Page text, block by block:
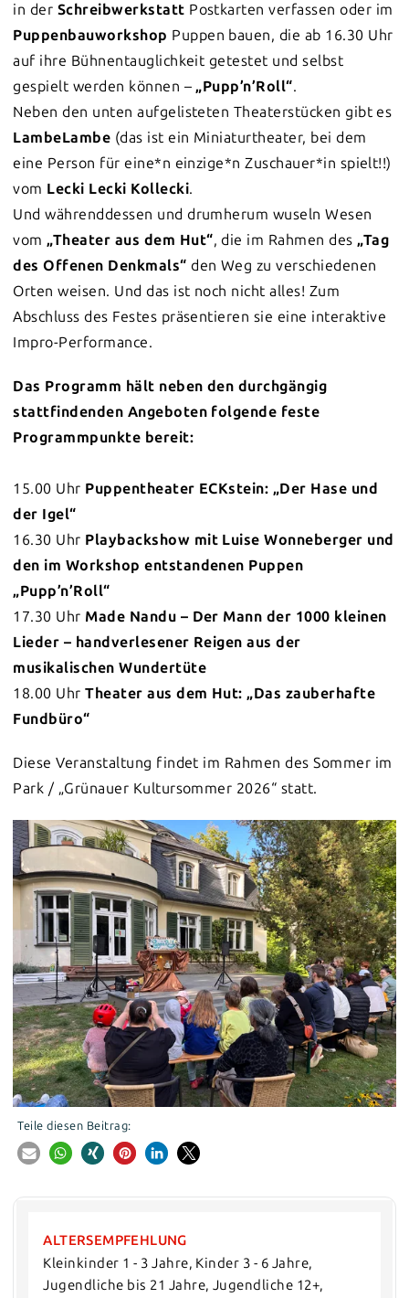
in der Schreibwerkstatt Postkarten verfassen oder im
Puppenbauworkshop Puppen bauen, die ab 16.30 Uhr
auf ihre Bühnentauglichkeit getestet und selbst
gespielt werden können –„Pupp’n’Roll“.
Neben den unten aufgelisteten Theaterstücken gibt es
LambeLambe (das ist ein Miniaturtheater, bei dem
eine Person für eine*n einzige*n Zuschauer*in spielt!!)
vom Lecki Lecki Kollecki.
Und währenddessen und drumherum wuseln Wesen
vom„Theater aus dem Hut“, die im Rahmen des„Tag
des Offenen Denkmals“den Weg zu verschiedenen
Orten weisen. Und das ist noch nicht alles! Zum
Abschluss des Festes präsentieren sie eine interaktive
Impro-Performance.
Das Programm hält neben den durchgängig
stattfindenden Angeboten folgende feste
Programmpunkte bereit:
15.00 Uhr Puppentheater ECKstein: „Der Hase und
der Igel“
16.30 Uhr Playbackshow mit Luise Wonneberger und
den im Workshop entstandenen Puppen
„Pupp’n’Roll“
17.30 Uhr Made Nandu – Der Mann der 1000 kleinen
Lieder – handverlesener Reigen aus der
musikalischen Wundertüte
18.00 UhrTheater aus dem Hut: „Das zauberhafte
Fundbüro“
Diese Veranstaltung findet im Rahmen des Sommer im
Park / „Grünauer Kultursommer 2026“ statt.
Teile diesen Beitrag:
ALTERSEMPFEHLUNG
Kleinkinder 1 - 3 Jahre, Kinder 3 - 6 Jahre,
Jugendliche bis 21 Jahre, Jugendliche 12+,